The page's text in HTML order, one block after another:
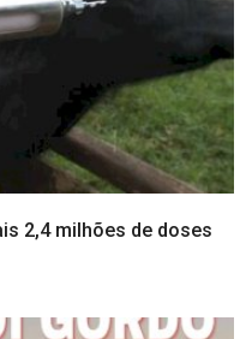
2,4 milhões de doses